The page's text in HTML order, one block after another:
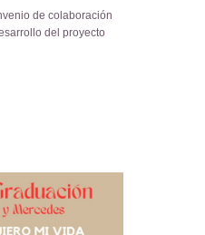
de colaboración
del proyecto